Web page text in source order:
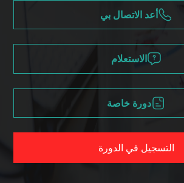
أعد الاتصال بي
الاستعلام
دورة خاصة
التسجيل في الدورة